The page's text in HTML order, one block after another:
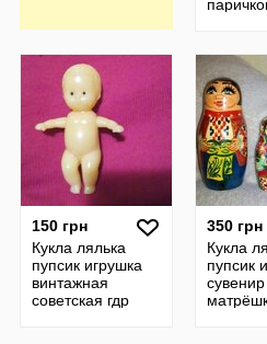
ссср
150 грн
Кукла лялька
пупсик игрушка
винтажная
советская гдр
350 грн
Кукла
пупсик